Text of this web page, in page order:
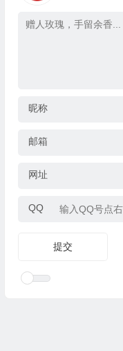
昵称
邮箱
网址
QQ